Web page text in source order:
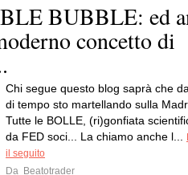
BUBBLE: ed
concetto di
Chi segue questo blog saprà che
di tempo sto martellando sulla
Tutte le BOLLE, (ri)gonfiata
da FED soci... La chiamo anche l...
il seguito
Da Beatotrader